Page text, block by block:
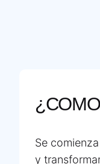
Se
y